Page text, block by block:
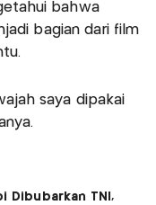
bahwa
bagian dari film
saya dipakai
Dibubarkan TNI,